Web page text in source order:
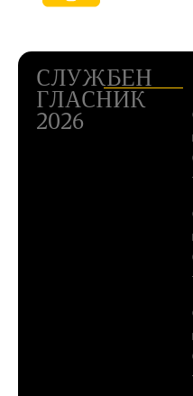
СЛУЖБЕН
ГЛАСНИК
2026